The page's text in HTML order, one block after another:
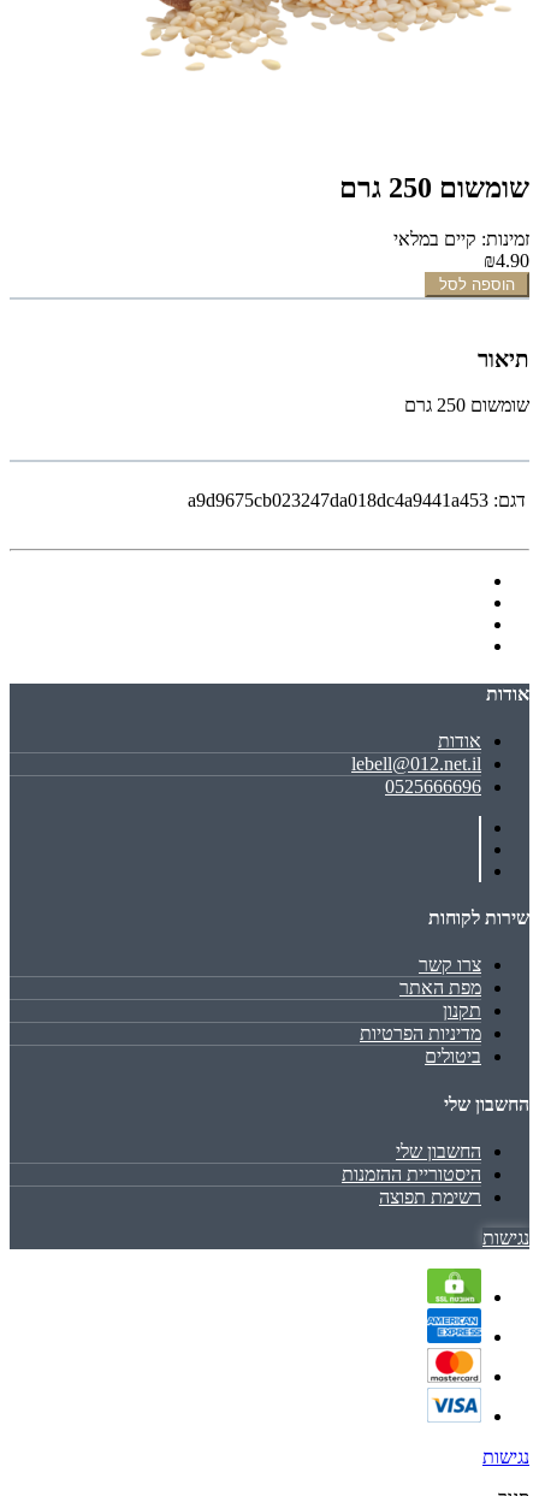
שומשום 250 גרם
זמינות: קיים במלאי
₪4.90
הוספה לסל
תיאור
שומשום 250 גרם
דגם: a9d9675cb023247da018dc4a9441a453
אודות
אודות
lebell@012.net.il
0525666696
שירות לקוחות
צרו קשר
מפת האתר
תקנון
מדיניות הפרטיות
ביטולים
החשבון שלי
החשבון שלי
היסטוריית ההזמנות
רשימת תפוצה
נגישות
נגישות